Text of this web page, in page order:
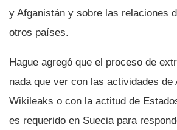
y Afganistán y sobre las relaciones
otros paí­ses.
Hague agregó que el proceso de
nada que ver con las actividades de
Wikileaks o con la actitud de
es requerido en Suecia para